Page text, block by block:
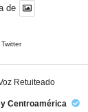
de
Twitter
Retuiteado
Centroamérica